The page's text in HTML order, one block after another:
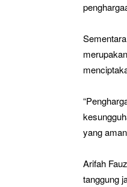
yang
Arifah
tanggung